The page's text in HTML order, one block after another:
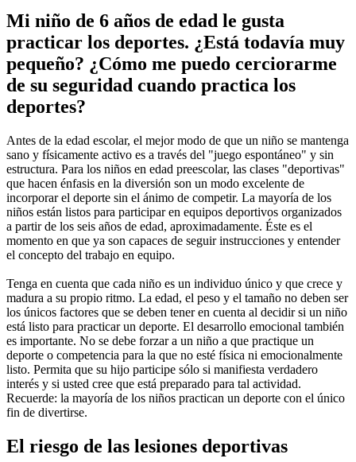
Mi niño de 6 años de edad le gusta
practicar los deportes. ¿Está todavía muy
pequeño? ¿Cómo me puedo cerciorarme
de su seguridad cuando practica los
deportes?
Antes de la edad escolar, el mejor modo de que un niño se mantenga
sano y físicamente activo es a través del "juego espontáneo" y sin
estructura. Para los niños en edad preescolar, las clases "deportivas"
que hacen énfasis en la diversión son un modo excelente de
incorporar el deporte sin el ánimo de competir. La mayoría de los
niños están listos para participar en equipos deportivos organizados
a partir de los seis años de edad, aproximadamente. Éste es el
momento en que ya son capaces de seguir instrucciones y entender
el concepto del trabajo en equipo.
Tenga en cuenta que cada niño es un individuo único y que crece y
madura a su propio ritmo. La edad, el peso y el tamaño no deben ser
los únicos factores que se deben tener en cuenta al decidir si un niño
está listo para practicar un deporte. El desarrollo emocional también
es importante. No se debe forzar a un niño a que practique un
deporte o competencia para la que no esté física ni emocionalmente
listo. Permita que su hijo participe sólo si manifiesta verdadero
interés y si usted cree que está preparado para tal actividad.
Recuerde: la mayoría de los niños practican un deporte con el único
fin de divertirse.
El riesgo de las lesiones deportivas